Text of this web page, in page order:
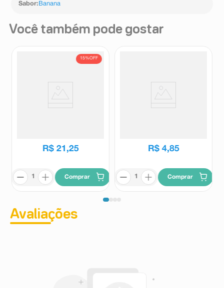
Sabor: Banana
Você também pode gostar
15%OFF
R$ 21 ,25
Comprar
R$ 4,85
Comprar
Avaliações